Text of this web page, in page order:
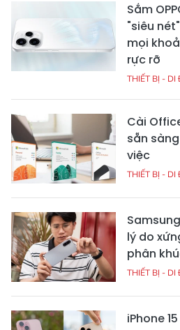
Sắm
"siêu
mọi
rực rỡ
THIẾT BỊ - DI
Cài
sẵn
việc
THIẾT BỊ - DI
lý do
phân
THIẾT BỊ - DI
iPhone